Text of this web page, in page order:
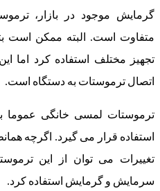
گرمایش موجود در بازار،
متفاوت است. البته ممکن است
تجهیز مختلف استفاده کرد اما
اتصال ترموستات به دستگاه است.
ترموستات لمسی خانگی عموما
استفاده قرار می گیرد. اگرچه
تغییرات می توان از این
سرمایش و گرمایش استفاده کرد.